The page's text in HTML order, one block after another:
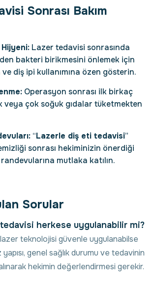
Sonrası Bakım
Hijyeni: Lazer tedavisi sonrasında
bakteri birikmesini önlemek için
diş ipi kullanımına özen gösterin.
Operasyon sonrası ilk birkaç
veya çok soğuk gıdalar tüketmekten
“Lazerle diş eti tedavisi”
sonrası hekiminizin önerdiği
mutlaka katılın.
Sorular
herkese uygulanabilir mi?
teknolojisi güvenle uygulanabilse
yapısı, genel sağlık durumu ve tedavinin
hekimin değerlendirmesi gerekir.